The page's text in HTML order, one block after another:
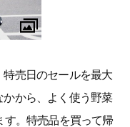
売日のセールを最大
から、よく使う野菜
す。特売品を買って帰